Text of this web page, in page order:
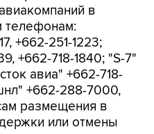
+662-251-1223;
+662-718-1840; "S-7"
авиа" +662-718-
+662-288-7000,
размещения в
или отмены